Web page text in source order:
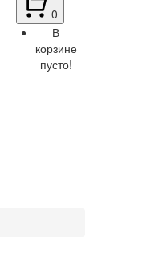
0
В
корзине
пусто!